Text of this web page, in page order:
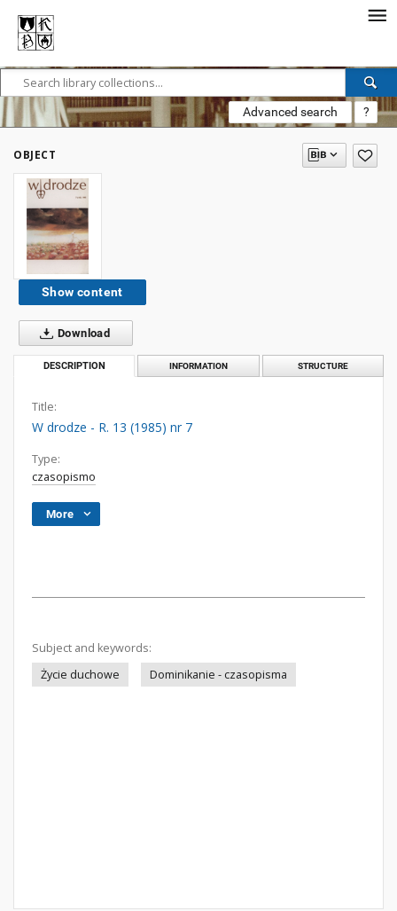
Advanced search ?
OBJECT
Show content
Download
DESCRIPTION INFORMATION STRUCTURE
Title:
W drodze - R. 13 (1985) nr 7
Type:
czasopismo
More
Subject and keywords:
Życie duchowe
Dominikanie - czasopisma